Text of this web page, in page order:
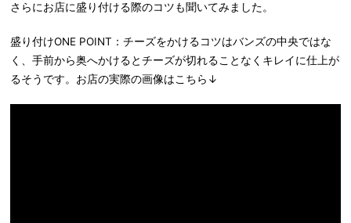
さらにお店に盛り付ける際のコツも聞いてみました。
盛り付けONE POINT：チーズをかけるコツはバンズの中央ではな
く、手前から奥へかけるとチーズが切れることなくキレイに仕上が
るそうです。お店の実際の画像はこちら↓